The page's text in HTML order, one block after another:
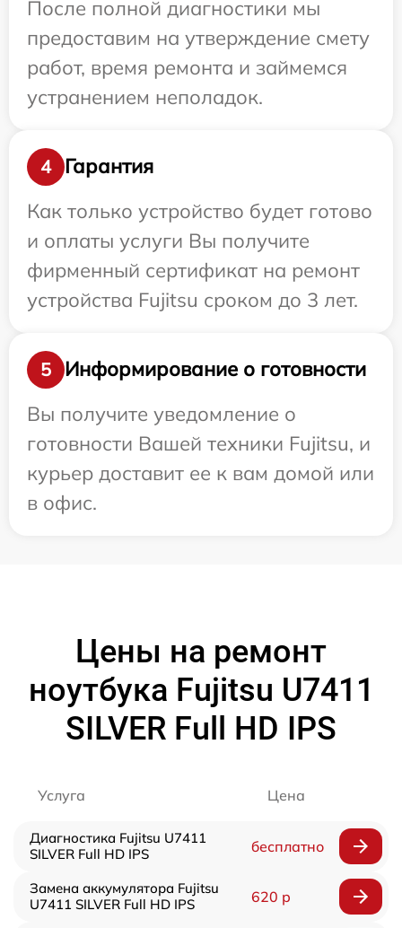
После полной диагностики мы
предоставим на утверждение смету
работ, время ремонта и займемся
устранением неполадок.
4
Гарантия
Как только устройство будет готово
и оплаты услуги Вы получите
фирменный сертификат на ремонт
устройства Fujitsu сроком до 3 лет.
5
Информирование о готовности
Вы получите уведомление о
готовности Вашей техники Fujitsu, и
курьер доставит ее к вам домой или
в офис.
Цены на ремонт
ноутбука Fujitsu U7411
SILVER Full HD IPS
Услуга Цена
Диагностика Fujitsu U7411
SILVER Full HD IPS
бесплатно
Замена аккумулятора Fujitsu
U7411 SILVER Full HD IPS
620 р